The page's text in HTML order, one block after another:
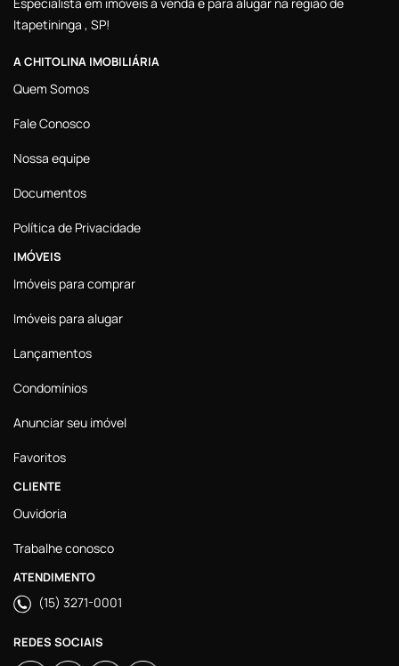
Itapetininga , SP!
A CHITOLINA IMOBILIÁRIA
Quem Somos
Fale Conosco
Nossa equipe
Documentos
Política de Privacidade
IMÓVEIS
Imóveis para comprar
Imóveis para alugar
Lançamentos
Condomínios
Anunciar seu imóvel
Favoritos
CLIENTE
Ouvidoria
Trabalhe conosco
ATENDIMENTO
(15) 3271-0001
REDES SOCIAIS